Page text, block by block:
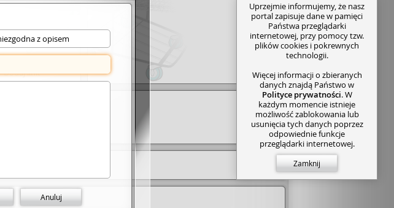
Dodaj link
Anuluj
Uprzejmie informujemy, że nasz
portal zapisuje dane w pamięci
Państwa przeglądarki
internetowej, przy pomocy tzw.
plików cookies i pokrewnych
technologii.
Więcej informacji o zbieranych
danych znajdą Państwo w
Polityce prywatności. W
każdym momencie istnieje
możliwość zablokowania lub
usunięcia tych danych poprzez
odpowiednie funkcje
przeglądarki internetowej.
Zamknij